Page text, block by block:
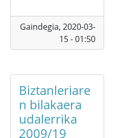
Gaindegia, 2020-03-
15 - 01:50
Biztanleriare
n bilakaera
udalerrika
2009/19